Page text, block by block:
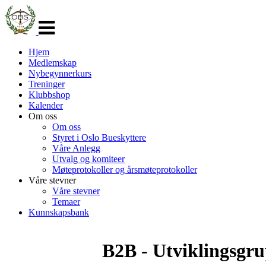
navigasjon
Hjem
Medlemskap
Nybegynnerkurs
Treninger
Klubbshop
Kalender
Om oss
Om oss
Styret i Oslo Bueskyttere
Våre Anlegg
Utvalg og komiteer
Møteprotokoller og årsmøteprotokoller
Våre stevner
Våre stevner
Temaer
Kunnskapsbank
B2B -